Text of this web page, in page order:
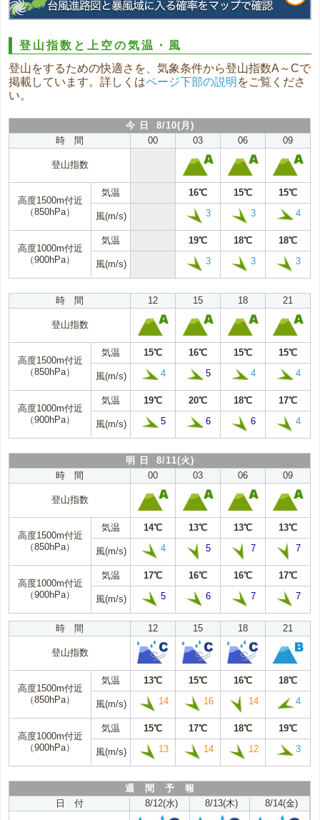
登山指数と上空の気温・風
登山をするための快適さを、気象条件から登山指数A～Cで
掲載しています。詳しくはページ下部の説明 をご覧くださ
い。
今 日 8/10(月)
時 間
00 03 06 09
登山指数
高度1500m付近
（850hPa）
気温 16℃ 15℃ 15℃
風(m/s) 3 3 4
高度1000m付近
（900hPa）
気温 19℃ 18℃ 18℃
風(m/s) 3 3 3
時 間 12 15 18 21
登山指数
高度1500m付近
（850hPa）
気温 15℃ 16℃ 15℃ 15℃
風(m/s) 4 5 4 4
高度1000m付近
（900hPa）
気温 19℃ 20℃ 18℃ 17℃
風(m/s) 5 6 6 4
明 日 8/11(火)
時 間
00 03 06 09
登山指数
高度1500m付近
（850hPa）
気温 14℃ 13℃ 13℃ 13℃
風(m/s) 4 5 7 7
高度1000m付近
（900hPa）
気温 17℃ 16℃ 16℃ 17℃
風(m/s) 5 6 7 7
時 間 12 15 18 21
登山指数
高度1500m付近
（850hPa）
気温 13℃ 15℃ 16℃ 18℃
風(m/s) 14 16 14 4
高度1000m付近
（900hPa）
気温 15℃ 17℃ 18℃ 19℃
風(m/s) 13 14 12 3
週 間 予 報
日 付
8/12(水) 8/13(木) 8/14(金)